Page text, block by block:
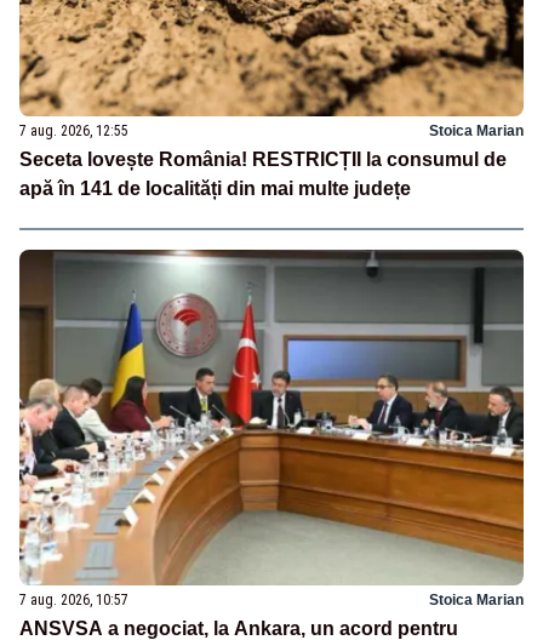
7 aug. 2026, 12:55 Stoica Marian
Seceta lovește România! RESTRICȚII la consumul de
apă în 141 de localități din mai multe județe
7 aug. 2026, 10:57 Stoica Marian
ANSVSA a negociat, la Ankara, un acord pentru